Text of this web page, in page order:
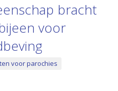
bracht
voor
voor parochies